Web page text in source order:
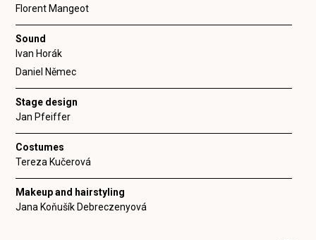
Florent Mangeot
Sound
Ivan Horák
Daniel Němec
Stage design
Jan Pfeiffer
Costumes
Tereza Kučerová
Makeup and hairstyling
Jana Koňušík Debreczenyová